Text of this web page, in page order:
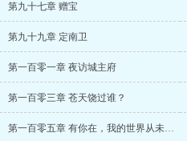
第九十七章 赠宝
第九十九章 定南卫
第一百零一章 夜访城主府
第一百零三章 苍天饶过谁？
第一百零五章 有你在，我的世界从未寂寥